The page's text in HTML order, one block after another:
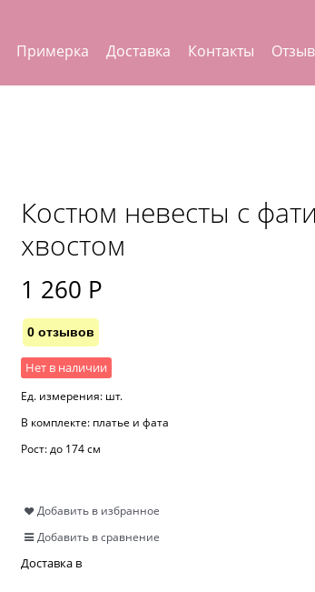
Примерка Доставка Контакты
Костюм невесты с
хвостом
1 260 Р
0 отзывов
Нет в наличии
Ед. измерения: шт.
В комплекте: платье и фата
Рост:до 174 см
Добавить в избранное
Добавить в сравнение
Доставка в